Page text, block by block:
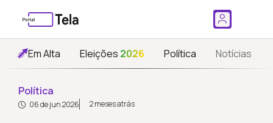
Em Alta Eleições 2026 Política Notícias
Política
06 de jun 2026 2 meses atrás